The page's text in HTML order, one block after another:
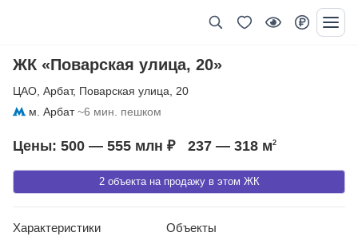
ЖК «Поварская улица, 20»
ЦАО Арбат, Поварская улица
20
м. Арбат ~6 мин. пешком
2 объекта на продажу в этом ЖК
Цены: 500 — 555 млн ₽ 237 — 318 м2
Характеристики
Объекты